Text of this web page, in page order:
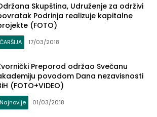
Skupština, Udruženje za održivi
Podrinja realizuje kapitalne
(FOTO)
ČARŠIJA 17/03/2018
Preporod održao Svečanu
povodom Dana nezavisnosti
(FOTO+VIDEO)
Najnovije 01/03/2018